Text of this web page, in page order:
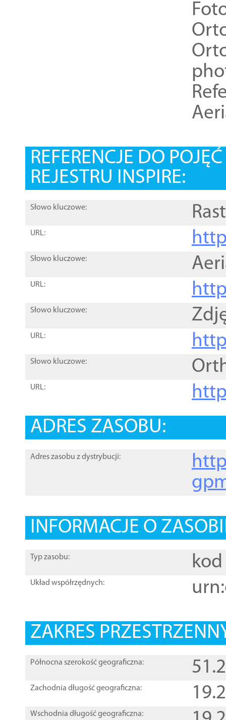
REFERENCJE DO
REJESTRU INSPIRE:
Słowo kluczowe:
URL:
Słowo kluczowe:
URL:
Słowo kluczowe:
URL:
Słowo kluczowe:
URL:
ADRES ZASOBU:
Adres zasobu z dystrybucji:
INFORMACJE O
Typ zasobu: kod
Układ współrzędnych:
ZAKRES
Północna szerokość geograficzna:
Zachodnia długość geograficzna:
Wschodnia długość geograficzna: